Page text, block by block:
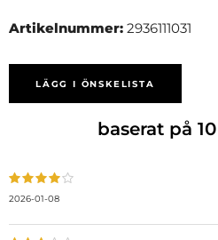
Artikelnummer: 2936111031
LÄGG I ÖNSKELISTA
baserat på 10
2026-01-08